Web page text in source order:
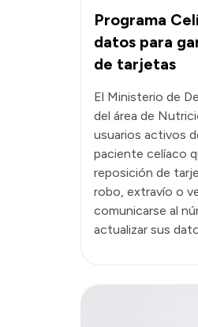
Programa
datos para
de tarjetas
El Ministerio de
del área de
usuarios activos
paciente celíaco
reposición de
robo, extravío o
comunicarse al
actualizar sus